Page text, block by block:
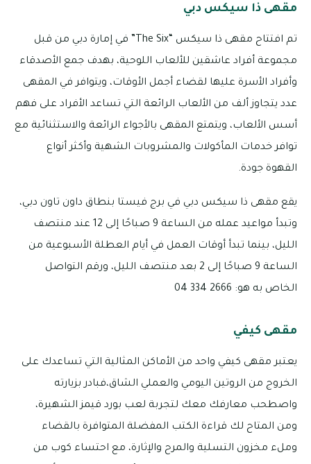
مقهى ذا سيكس دبي
تم افتتاح مقهى ذا سيكس “The Six” في إمارة دبي من قبل
مجموعة أفراد عاشقين للألعاب اللوحية، بهدف جمع الأصدقاء
وأفراد الأسرة عليها لقضاء أجمل الأوقات، ويتوافر في المقهى
عدد يتجاوز ألف من الألعاب الرائعة التي تساعد الأفراد على فهم
أسس الألعاب، ويتمتع المقهى بالأجواء الرائعة والاستثنائية مع
توافر خدمات المأكولات والمشروبات الشهية وأكثر أنواع
القهوة جودة.
يقع مقهى ذا سيكس دبي في برج فيستا بنطاق داون تاون دبي،
وتبدأ مواعيد عمله من الساعة 9 صباحًا إلى 12 عند منتصف
الليل، بينما تبدأ أوقات العمل في أيام العطلة الأسبوعية من
الساعة 9 صباحًا إلى 2 بعد منتصف الليل، ورقم التواصل
الخاص به هو: 2666 334 04
مقهى كيفي
يعتبر مقهى كيفي واحد من الأماكن المثالية التي تساعدك على
الخروج من الروتين اليومي والعملي الشاق،فبادر بزيارته
واصطحب معارفك معك لتجربة لعب بورد قيمز الشهيرة،
ومن المتاح لك قراءة الكتب المفضلة المتوافرة بالقضاء
وملء مخزون التسلية والمرح والإثارة، مع احتساء كوب من